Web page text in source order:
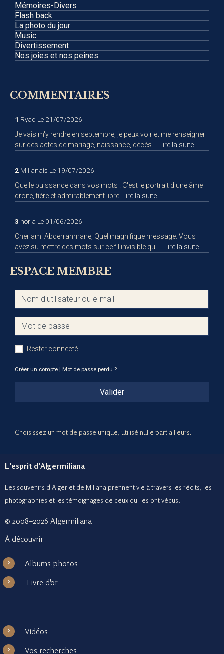
Mémoires-Divers
Flash back
La photo du jour
Music
Divertissement
Nos joies et nos peines
COMMENTAIRES
1 Ryad Le 21/07/2026
Je vais m'y rendre en septembre, je peux voir et me renseigner
sur des actes de mariage, naissance, décès ...
Lire la suite
2 Milianais Le 19/07/2026
Quelle puissance dans vos mots ! C'est le portrait d'une âme
droite, fière et admirablement libre.
Lire la suite
3 noria Le 01/06/2026
Cher ami Abderrahmane, Quel magnifique message. Vous
avez su mettre des mots sur ce fil invisible qui ...
Lire la suite
ESPACE MEMBRE
Rester connecté
Créer un compte | Mot de passe perdu ?
Valider
Choisissez un mot de passe unique, utilisé nulle part ailleurs.
L'esprit d'Algermiliana
Les souvenirs d'Alger et de Miliana prennent vie à travers les récits, les
photographies et les témoignages de ceux qui les ont vécus.
© 2008–2026 Algermiliana
À découvrir
Albums photos
Livre d'or
Vidéos
Vos recherches